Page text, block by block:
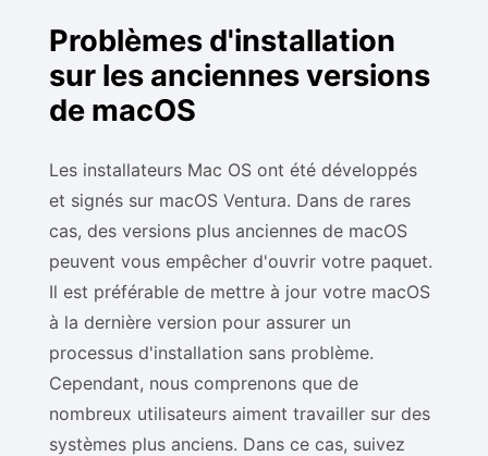
Problèmes d'installation
sur les anciennes versions
de macOS
Les installateurs Mac OS ont été développés
et signés sur macOS Ventura. Dans de rares
cas, des versions plus anciennes de macOS
peuvent vous empêcher d'ouvrir votre paquet.
Il est préférable de mettre à jour votre macOS
à la dernière version pour assurer un
processus d'installation sans problème.
Cependant, nous comprenons que de
nombreux utilisateurs aiment travailler sur des
systèmes plus anciens. Dans ce cas, suivez